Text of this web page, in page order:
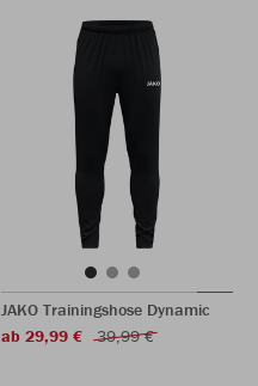
JAKO Trainingshose Dynamic
ab 29,99 €
39,99 €